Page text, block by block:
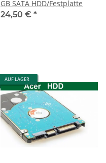
GB SATA HDD/Festplatte
24,50 € *
AUF LAGER